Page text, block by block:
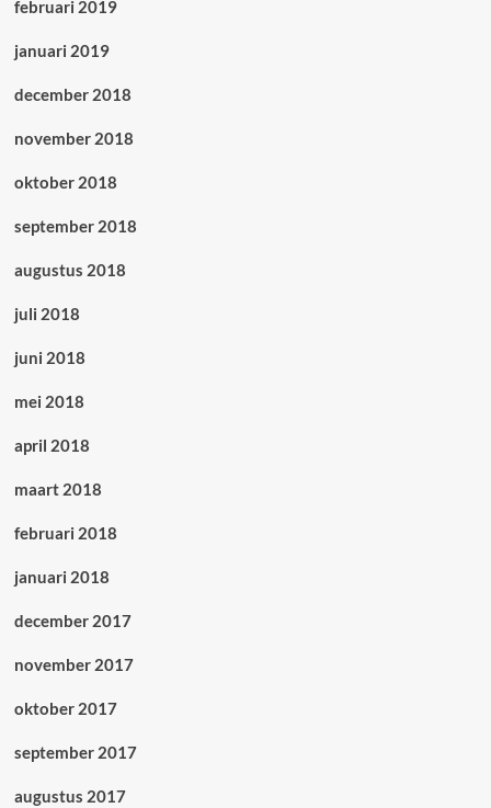
februari 2019
januari 2019
december 2018
november 2018
oktober 2018
september 2018
augustus 2018
juli 2018
juni 2018
mei 2018
april 2018
maart 2018
februari 2018
januari 2018
december 2017
november 2017
oktober 2017
september 2017
augustus 2017